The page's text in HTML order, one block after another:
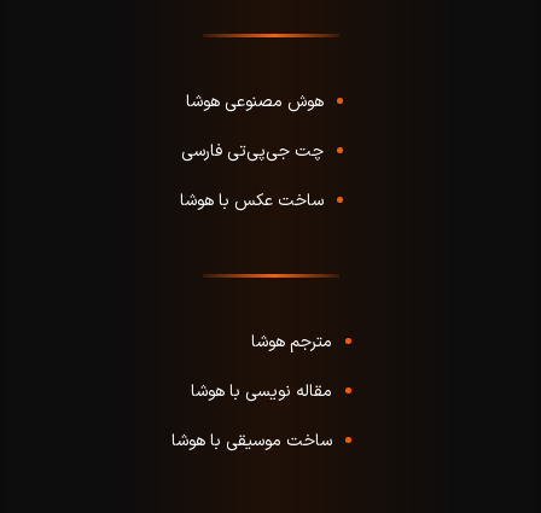
هوش مصنوعی هوشا
چت جی‌پی‌تی فارسی
ساخت عکس با هوشا
مترجم هوشا
مقاله نویسی با هوشا
ساخت موسیقی با هوشا